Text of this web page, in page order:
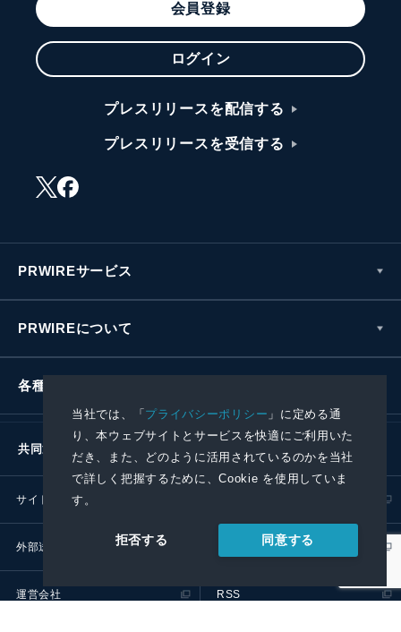
当社では、「プライバシーポリシー 」に定める通
り、本ウェブサイトとサービスを快適にご利用いた
だき、また、どのように活用されているのかを当社
で詳しく把握するために、Cookie を使用していま
す。
拒否する 同意する
会員登録
ログイン
プレスリリースを配信する
プレスリリースを受信する
PRWIREサービス
PRWIREについて
各種お問い合わせ
共同通信社グループ
サイトポリシー
外部送信ポリシー プレスリリース取扱基準
運営会社 RSS